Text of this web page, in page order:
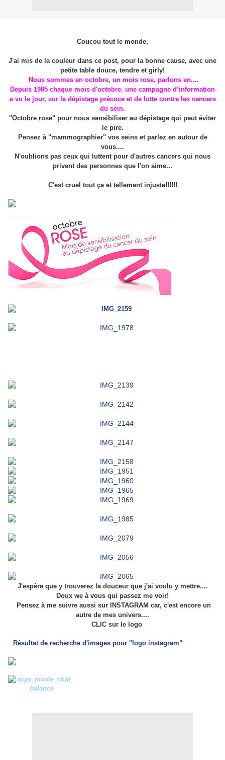
Coucou tout le monde,
J'ai mis de la couleur dans ce post, pour la bonne cause, avec une
petite table douce, tendre et girly!
Nous sommes en octobre, un mois rose, parlons en....
Depuis 1985 chaque mois d'octobre, une campagne d’information
a vu le jour, sur le dépistage précoce et de lutte contre les cancers
du sein.
"Octobre rose" pour nous sensibiliser au dépistage qui peut éviter
le pire.
Pensez à "mammographier" vos seins et parlez en autour de
vous....
N'oublions pas ceux qui luttent pour d'autres cancers qui nous
privent des personnes que l'on aime...
C'est cruel tout ça et tellement injuste!!!!!!
J'espère que y trouverez la douceur que j'ai voulu y mettre....
Doux we à vous qui passez me voir!
Pensez à me suivre aussi sur INSTAGRAM car, c'est encore un
autre de mes univers....
CLIC sur le logo